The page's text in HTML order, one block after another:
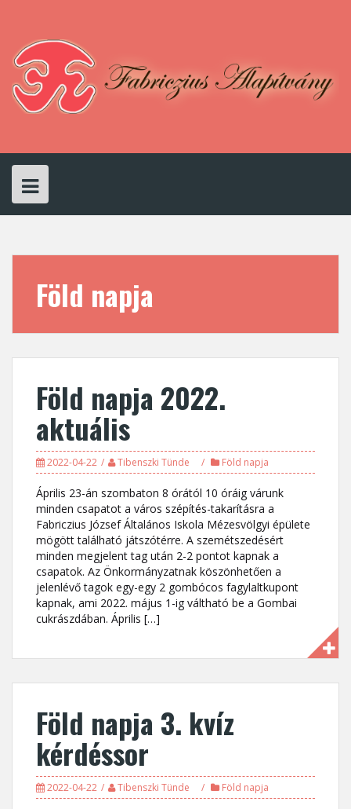
content
Föld napja
Föld napja 2022.
aktuális
2022-04-22 Tibenszki Tünde Föld napja
Április 23-án szombaton 8 órától 10 óráig várunk
minden csapatot a város szépítés-takarításra a
Fabriczius József Általános Iskola Mézesvölgyi épülete
mögött található játszótérre. A szemétszedésért
minden megjelent tag után 2-2 pontot kapnak a
csapatok. Az Önkormányzatnak köszönhetően a
jelenlévő tagok egy-egy 2 gombócos fagylaltkupont
kapnak, ami 2022. május 1-ig váltható be a Gombai
cukrászdában. Április […]
Föld napja 3. kvíz
kérdéssor
2022-04-22 Tibenszki Tünde Föld napja